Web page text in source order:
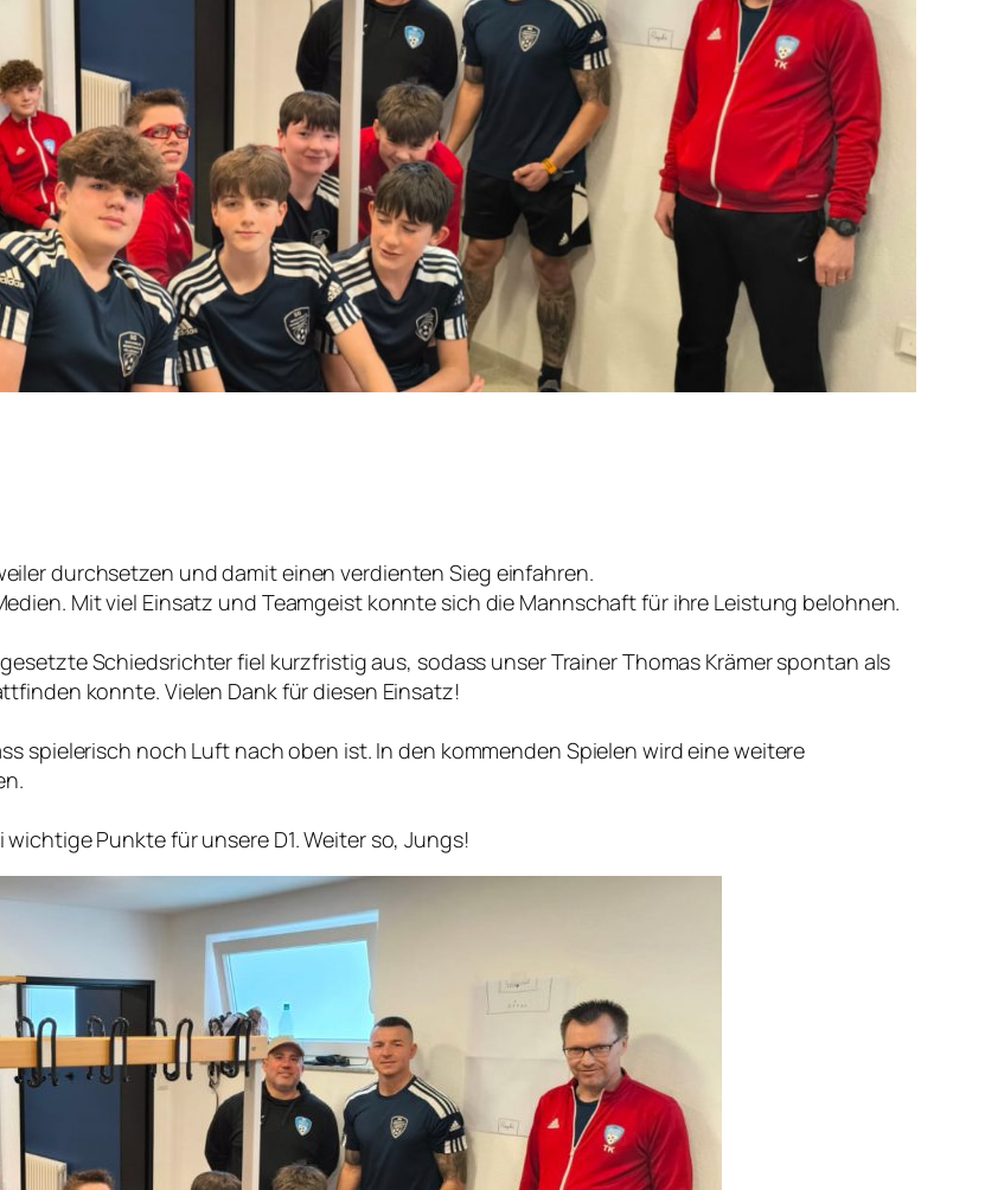
durchsetzen und damit einen verdienten Sieg einfahren.
Mit viel Einsatz und Teamgeist konnte sich die Mannschaft für ihre Leistung belohnen.
Schiedsrichter fiel kurzfristig aus, sodass unser Trainer Thomas Krämer spontan als
konnte. Vielen Dank für diesen Einsatz!
spielerisch noch Luft nach oben ist. In den kommenden Spielen wird eine weitere
Punkte für unsere D1. Weiter so, Jungs!